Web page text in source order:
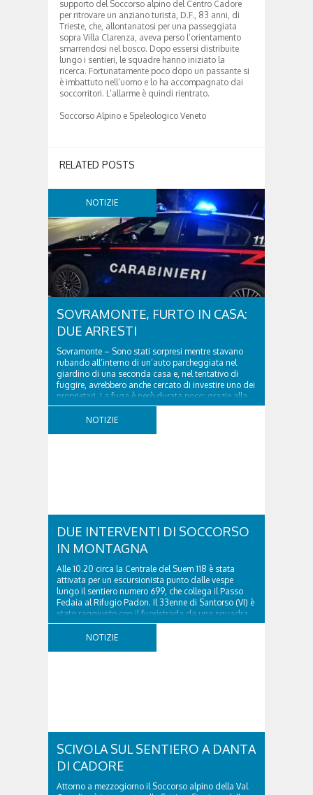
supporto del Soccorso alpino del Centro Cadore
per ritrovare un anziano turista, D.F., 83 anni, di
Trieste, che, allontanatosi per una passeggiata
sopra Villa Clarenza, aveva perso l’orientamento
smarrendosi nel bosco. Dopo essersi distribuite
lungo i sentieri, le squadre hanno iniziato la
ricerca. Fortunatamente poco dopo un passante si
è imbattuto nell’uomo e lo ha accompagnato dai
soccorritori. L’allarme è quindi rientrato.
Soccorso Alpino e Speleologico Veneto
RELATED POSTS
NOTIZIE
SOVRAMONTE, FURTO IN CASA:
DUE ARRESTI
Sovramonte – Sono stati sorpresi mentre stavano
rubando all’interno di un’auto parcheggiata nel
giardino di una seconda casa e, nel tentativo di
fuggire, avrebbero anche cercato di investire uno dei
proprietari. La fuga è però durata poco: grazie alla
tempestiva chiamata al 112 e all’intervento...
NOTIZIE
DUE INTERVENTI DI SOCCORSO
IN MONTAGNA
Alle 10.20 circa la Centrale del Suem 118 è stata
attivata per un escursionista punto dalle vespe
lungo il sentiero numero 699, che collega il Passo
Fedaia al Rifugio Padon. Il 33enne di Santorso (VI) è
stato raggiunto con il fuoristrada da una squadra
del Soccorso alpino della Val Pettorina...
NOTIZIE
SCIVOLA SUL SENTIERO A DANTA
DI CADORE
Attorno a mezzogiorno il Soccorso alpino della Val